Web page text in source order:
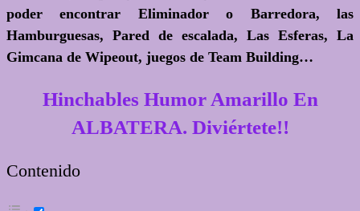
poder encontrar Eliminador o Barredora, las
Hamburguesas, Pared de escalada, Las Esferas, La
Gimcana de Wipeout, juegos de Team Building…
Hinchables Humor Amarillo En
ALBATERA. Diviértete!!
Contenido